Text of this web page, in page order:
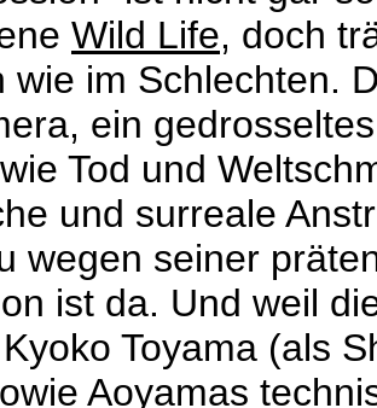
Wild Life, doch
wie im Schlechten.
ein
Tod und
und surreale
wegen seiner
ist da. Und weil
Toyama (als
Aoyamas